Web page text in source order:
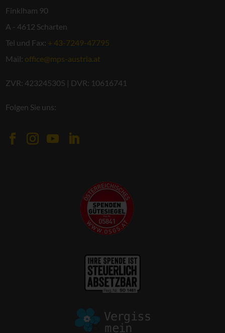
Finklham 90
A - 4612 Scharten
Tel und Fax: + 43-7249-47795
Mail: office@mps-austria.at
ZVR: 423245305 | DVR: 10616741
Folgen Sie uns: